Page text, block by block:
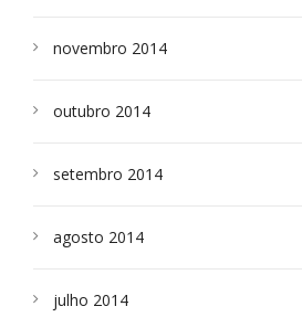
novembro 2014
outubro 2014
setembro 2014
agosto 2014
julho 2014